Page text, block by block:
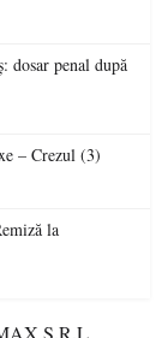
dosar penal după
– Crezul (3)
la